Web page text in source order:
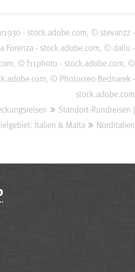
- stock.adobe.com, © stevanzz -
Forenza - stock.adobe.com, © daliu -
© f11photo - stock.adobe.com, ©
© Photocreo Bednarek -
stock.adobe.com
Standort-Rundreisen |
Italien & Malta
Norditalien